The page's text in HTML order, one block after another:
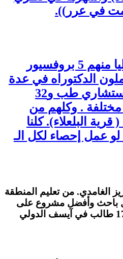
في عرر)).
83 حاملي مؤهلات عليا منهم 5 بروفسيور
أطباء و32 يحملون الدكتوراه في عدة
تخصصات وعدد 14 استشاري طب و32
. وكلهم من
البلعلاء). كلنا
عمل إحصاء لكل الـ
الغامدي. من تعليم المنطقة
باحث وأفضل مشروع على
مستوى العالم من بين 1700 طالب في آيسف الدولي